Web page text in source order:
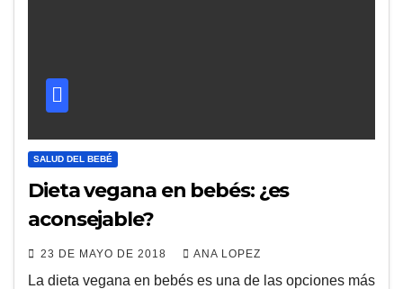
SALUD DEL BEBÉ
Dieta vegana en bebés: ¿es
aconsejable?
23 DE MAYO DE 2018 ANA LOPEZ
La dieta vegana en bebés es una de las opciones más